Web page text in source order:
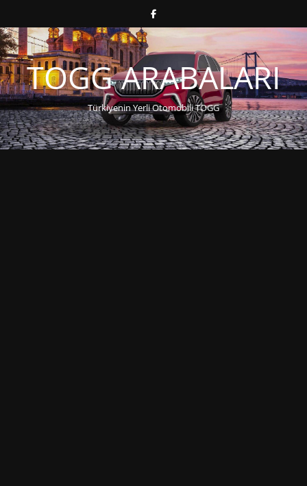
TOGG ARABALARI
Türkiyenin Yerli Otomobili TOGG